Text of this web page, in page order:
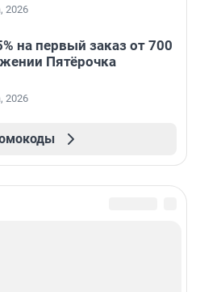
2026
на первый заказ от 700
Пятёрочка
2026